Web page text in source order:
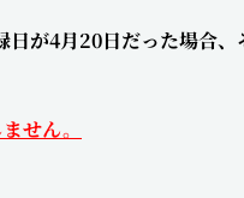
が4月20日だった場合
せん。